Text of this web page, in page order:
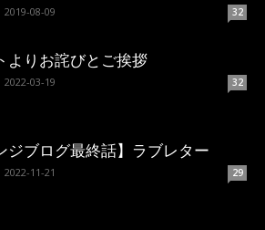
2019-08-09 32
よりお詫びとご挨拶
2022-03-19 32
ジブログ最終話】ラブレター
2022-11-21 29